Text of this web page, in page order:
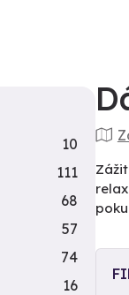
10
111
68
57
74
16